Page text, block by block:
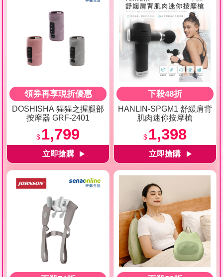
領券再享現折優惠
DOSHISHA 猩猩之握腿部
按摩器 GRF-2401
$ 1,799
下殺48折
HANLIN-SPGM1 舒緩肩背
肌肉迷你按摩槍
$ 1,398